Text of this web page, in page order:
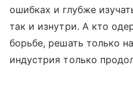
ошибках и глубже
так и изнутри. А кто
борьбе, решать только
индустрия только